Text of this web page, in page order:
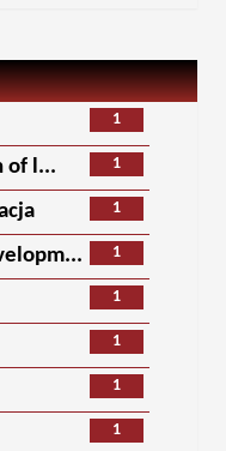
1
1
of l...
1
1
1
1
1
1